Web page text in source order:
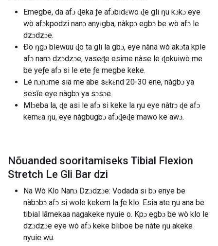
Emegbe, da afɔ ɖeka ƒe afɔbidɛwo ɖe gli ŋu kɔkɔ eye
wò afɔkpodzi nanɔ anyigba, nàkpɔ egbɔ be wò afɔ le
dzɔdzɔe.
Ðo ŋgɔ blewuu ɖo ta gli la gbɔ, eye nàna wò akɔta kple
afɔ nanɔ dzɔdzɔe, vaseɖe esime nàse le ɖokuiwò me
be yeƒe afɔ si le ete ƒe megbe keke.
Lé nɔnɔme sia me abe sɛkɛnd 20-30 ene, nàgbɔ ya
sesĩe eye nàgbɔ ya sɔsɔe.
Mlɔeba la, ɖe asi le afɔ si keke la ŋu eye nàtrɔ ɖe afɔ
kemɛa ŋu, eye nàgbugbɔ afɔɖeɖe mawo ke awɔ.
Nõuanded sooritamiseks Tibial Flexion
Stretch Le Gli Bar dzi
Na Wò Klo Nanɔ Dzɔdzɔe: Vodada si bɔ enye be
nàbɔbɔ afɔ si wole kekem la ƒe klo. Esia ate ŋu ana be
tibial lãmekaa nagakeke nyuie o. Kpɔ egbɔ be wò klo le
dzɔdzɔe eye wò afɔ keke bliboe be nàte ŋu akeke
nyuie wu.